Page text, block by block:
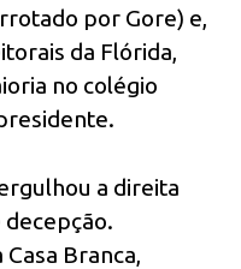
por Gore) e,
da Flórida,
no colégio
a direita
Branca,